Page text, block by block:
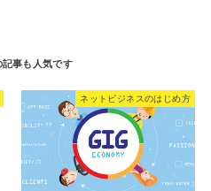
ネットビジネスのはじめ方